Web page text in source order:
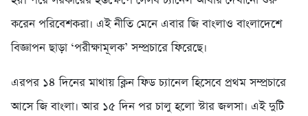
করেন পরিবেশকরা। এই নীতি মেনে এবার জি বাংলাও বাংলাদেশে
বিজ্ঞাপন ছাড়া ‘পরীক্ষামূলক’ সম্প্রচারে ফিরেছে।
এরপর ১৪ দিনের মাথায় ক্লিন ফিড চ্যানেল হিসেবে প্রথম সম্প্রচারে
আসে জি বাংলা। আর ১৫ দিন পর চালু হলো স্টার জলসা। এই দুটি